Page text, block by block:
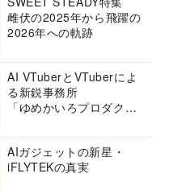
雌伏の2025年から飛躍の
2026年への軌跡
AI VTuberとVTuberによ
る新鋭事務所
「ゆめかいろプロダクシ
AIガジェットの新星・
iFLYTEKの真実